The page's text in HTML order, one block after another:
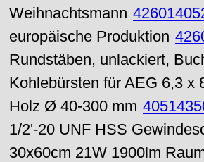
Weihnachtsmann
europäische Produktion
Rundstäben, unlackiert,
Kohlebürsten für AEG 6,3 x
Holz Ø 40-300 mm
1/2'-20 UNF HSS
30x60cm 21W 1900lm